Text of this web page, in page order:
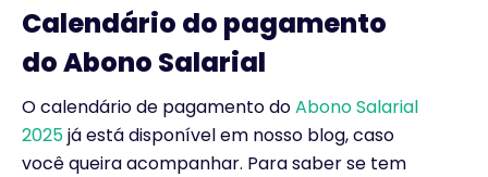
Calendário do pagamento
do Abono Salarial
O calendário de pagamento doAbono Salarial
2025já está disponível em nosso blog, caso
você queira acompanhar. Para saber se tem